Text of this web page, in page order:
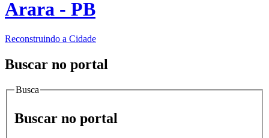
Arara - PB
Reconstruindo a Cidade
Buscar no portal
Busca
Buscar no portal